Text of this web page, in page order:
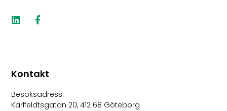
Kontakt
Besöksadress:
Karlfeldtsgatan 20, 412 68 Göteborg